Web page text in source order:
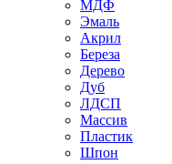
МДФ
Эмаль
Акрил
Береза
Дерево
Дуб
ЛДСП
Массив
Пластик
Шпон